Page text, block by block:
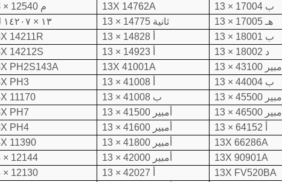
13 × 12540 م
13X 14762A 13 × 17004 ب
١٣ × ١٤٢٠٧ لتر
13 × 14775 ثانية 13 × 17005 هـ
14211R
13 × 18001 ب
14212S
13 × 18002 د
PH2S143A
13X 41001A 13 × 43100 أمبير
PH3
13 × 44004 ب
11170
13 × 41008 ب 13 × 45500 أمبير
PH7
13 × 41500 أمبير 13 × 46500 أمبير
PH4
13 × 41600 أمبير
11390
13 × 41800 أمبير 13X 66286A
× 12144
13 × 42000 أمبير 13X 90901A
× 12130
13X FV520BA